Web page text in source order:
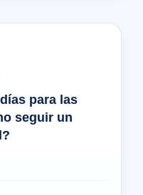
para las
seguir un